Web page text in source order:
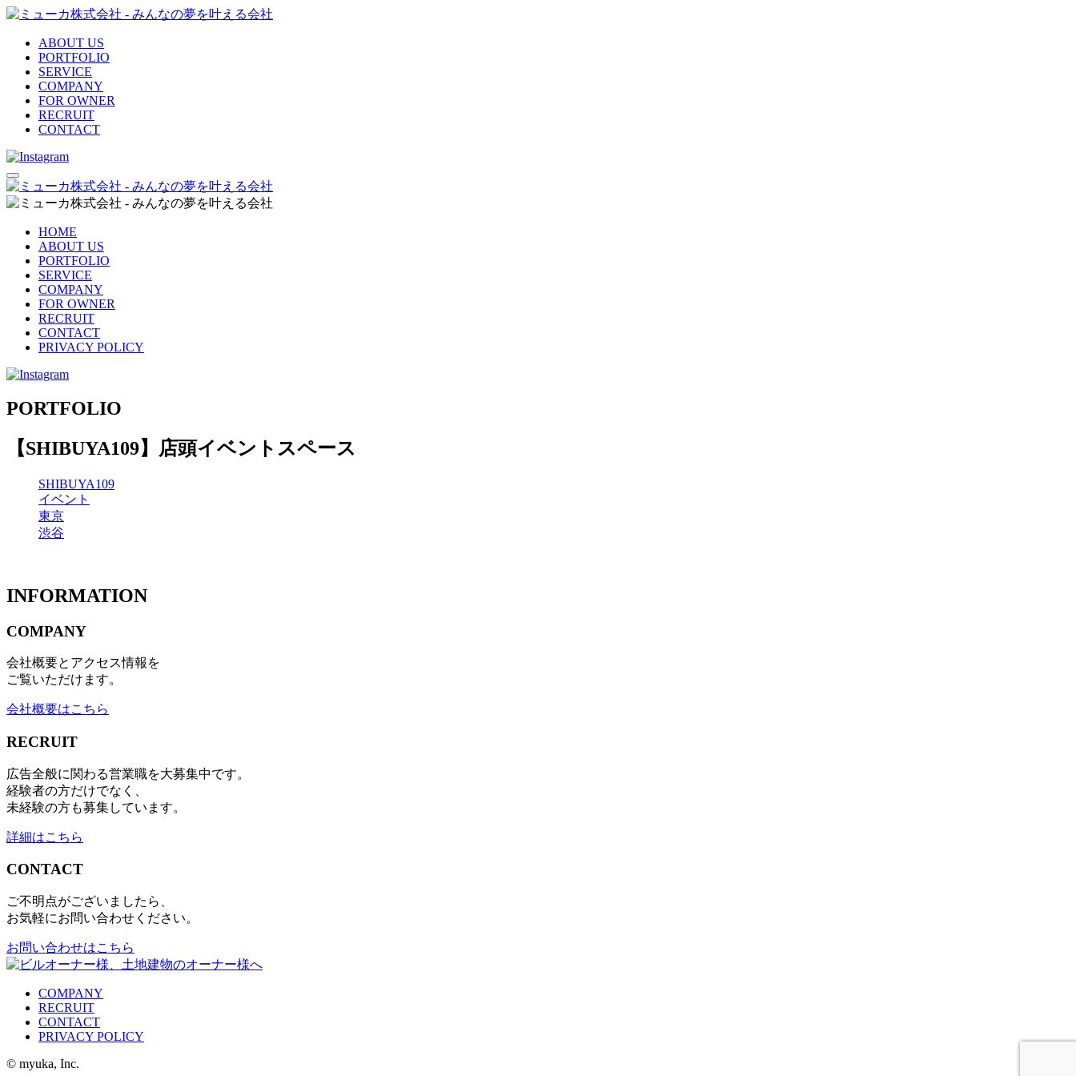
ABOUT US
PORTFOLIO
SERVICE
COMPANY
FOR OWNER
RECRUIT
CONTACT
HOME
ABOUT US
PORTFOLIO
SERVICE
COMPANY
FOR OWNER
RECRUIT
CONTACT
PRIVACY POLICY
PORTFOLIO
【SHIBUYA109】店頭イベントスペース
SHIBUYA109
イベント
東京
渋谷
INFORMATION
COMPANY
会社概要とアクセス情報を
ご覧いただけます。
会社概要はこちら
RECRUIT
広告全般に関わる営業職を大募集中です。
経験者の方だけでなく、
未経験の方も募集しています。
詳細はこちら
CONTACT
ご不明点がございましたら、
お気軽にお問い合わせください。
お問い合わせはこちら
COMPANY
RECRUIT
CONTACT
PRIVACY POLICY
© myuka, Inc.